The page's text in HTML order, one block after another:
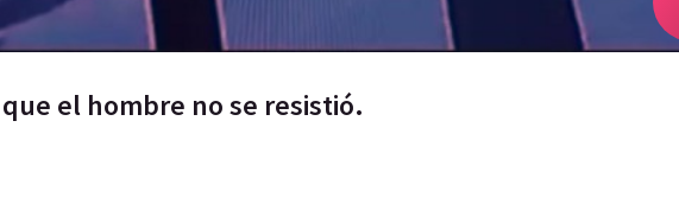
el hombre no se resistió.